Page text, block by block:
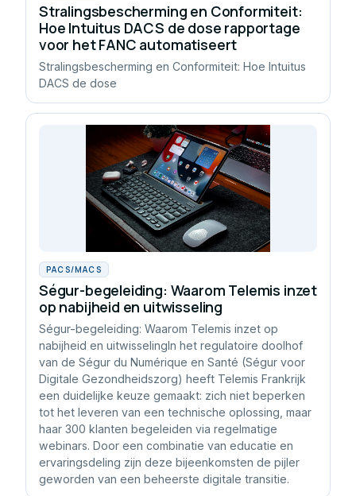
Stralingsbescherming en Conformiteit:
Hoe Intuitus DACS de dose rapportage
voor het FANC automatiseert
Stralingsbescherming en Conformiteit: Hoe Intuitus
DACS de dose
PACS/MACS
Ségur-begeleiding: Waarom Telemis inzet
op nabijheid en uitwisseling
Ségur-begeleiding: Waarom Telemis inzet op
nabijheid en uitwisselingIn het regulatoire doolhof
van de Ségur du Numérique en Santé (Ségur voor
Digitale Gezondheidszorg) heeft Telemis Frankrijk
een duidelijke keuze gemaakt: zich niet beperken
tot het leveren van een technische oplossing, maar
haar 300 klanten begeleiden via regelmatige
webinars. Door een combinatie van educatie en
ervaringsdeling zijn deze bijeenkomsten de pijler
geworden van een beheerste digitale transitie.